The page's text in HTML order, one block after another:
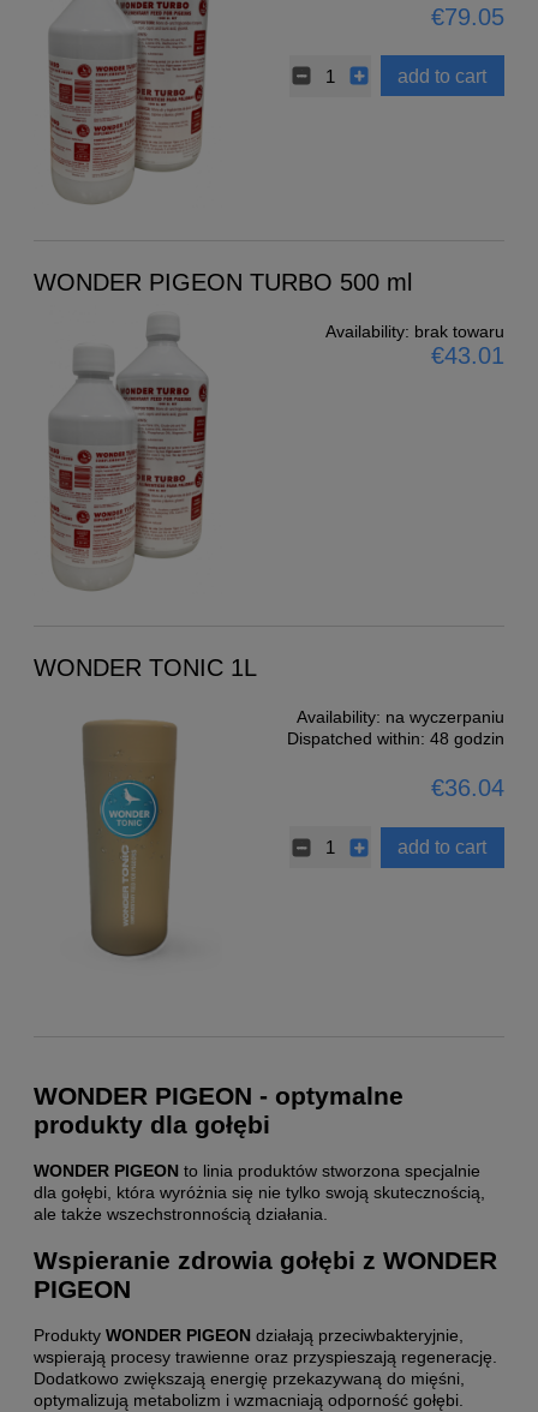
€79.05
add to cart
WONDER PIGEON TURBO 500 ml
Availability: brak towaru
€43.01
WONDER TONIC 1L
Availability: na wyczerpaniu
Dispatched within: 48 godzin
€36.04
add to cart
WONDER PIGEON - optymalne
produkty dla gołębi
WONDER PIGEON to linia produktów stworzona specjalnie
dla gołębi, która wyróżnia się nie tylko swoją skutecznością,
ale także wszechstronnością działania.
Wspieranie zdrowia gołębi z WONDER
PIGEON
Produkty WONDER PIGEON działają przeciwbakteryjnie,
wspierają procesy trawienne oraz przyspieszają regenerację.
Dodatkowo zwiększają energię przekazywaną do mięśni,
optymalizują metabolizm i wzmacniają odporność gołębi.